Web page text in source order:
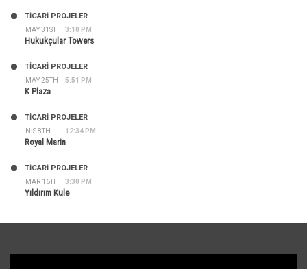
MAY 31ST 3:10 PM
TİCARİ PROJELER
Hukukçular Towers
MAY 25TH 5:51 PM
TİCARİ PROJELER
K Plaza
NIS 8TH 12:34 PM
TİCARİ PROJELER
Royal Marin
MAR 16TH 3:30 PM
TİCARİ PROJELER
Yıldırım Kule